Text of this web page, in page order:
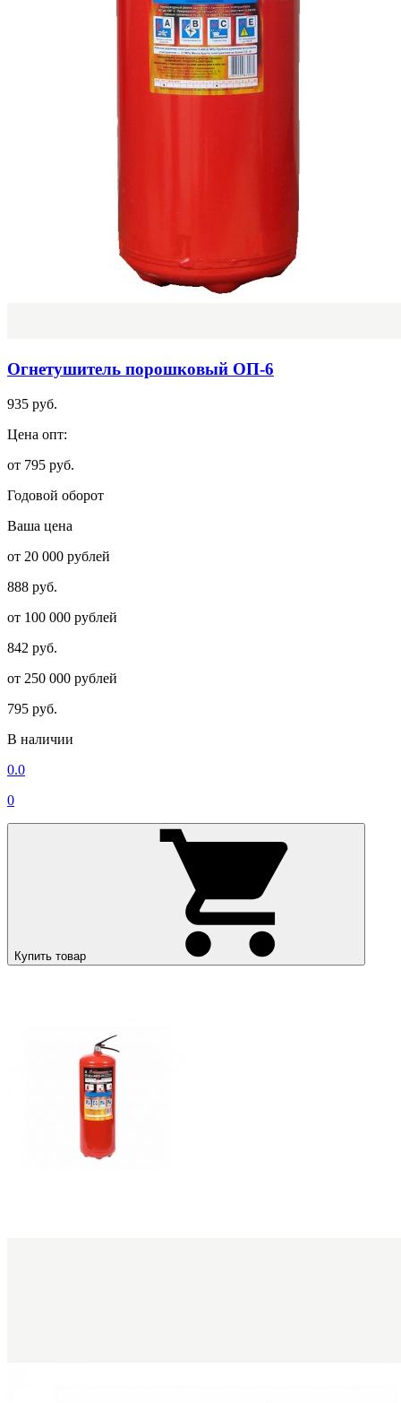
Огнетушитель порошковый ОП-6
935 руб.
Цена опт:
от 795 руб.
Годовой оборот
Ваша цена
от 20 000 рублей
888 руб.
от 100 000 рублей
842 руб.
от 250 000 рублей
795 руб.
В наличии
0.0
0
Купить товар